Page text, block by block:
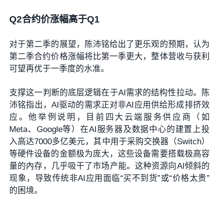
Q2合约价涨幅高于Q1
对于第二季的展望，陈沛铭给出了更乐观的预期，认为
第二季合约价格涨幅将比第一季更大，整体营收与获利
可望再优于一季度的水准。
支撑这一判断的底层逻辑在于AI需求的结构性拉动。陈
沛铭指出，AI驱动的需求正对非AI应用供给形成排挤效
应。他举例说明，目前四大云端服务供应商（如
Meta、Google等）在AI服务器及数据中心的建置上投
入高达7000多亿美元，其中用于采购交换器（Switch）
等硬件设备的金额极为庞大，这些设备需要搭载极高容
量的內存，几乎吸干了市场产能。这种资源向AI倾斜的
现象，导致传统非AI应用面临“买不到货”或“价格太贵”
的困境。